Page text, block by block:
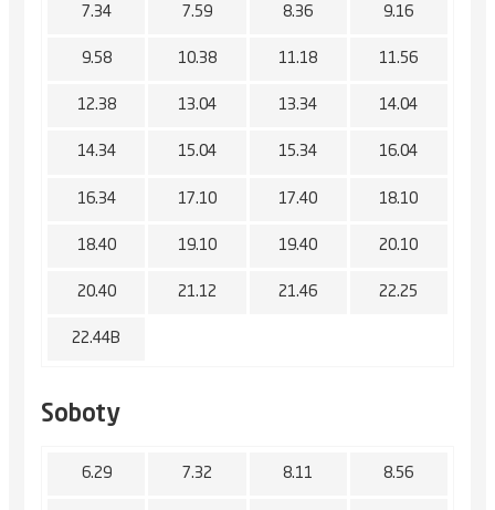
7.34 7.59 8.36 9.16
9.58 10.38 11.18 11.56
12.38 13.04 13.34 14.04
14.34 15.04 15.34 16.04
16.34 17.10 17.40 18.10
18.40 19.10 19.40 20.10
20.40 21.12 21.46 22.25
22.44B
Soboty
6.29 7.32 8.11 8.56